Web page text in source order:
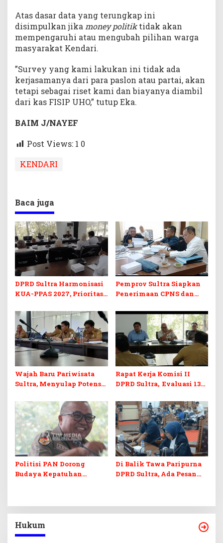
Atas dasar data yang terungkap ini
disimpulkan jika money politiktidak akan
mempengaruhi atau mengubah pilihan warga
masyarakat Kendari.
”Survey yang kami lakukan ini tidak ada
kerjasamanya dari para paslon atau partai, akan
tetapi sebagai riset kami dan biayanya diambil
dari kas FISIP UHO,” tutup Eka.
BAIM J/NAYEF
Post Views: 1 0
KENDARI
Baca juga
DPRD Sultra Harmonisasi
KUA-PPAS 2027, Prioritas
dan Pelunasan Utang
Infrastruktur
Pemprov Sultra Siapkan
Penerimaan CPNS dan
Desak Formasi Disabilitas
Wajah Baru Pariwisata
Sultra, Menyulap Potensi
Digital dan Penguatan
Ekraf
Rapat Kerja Komisi II
DPRD Sultra, Evaluasi 13
Politisi PAN Dorong
Budaya Kepatuhan
Di Balik Tawa Paripurna
DPRD Sultra, Ada Pesan
Hukum